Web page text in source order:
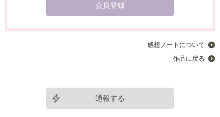
会員登録
感想ノートについて
作品に戻る
通報する